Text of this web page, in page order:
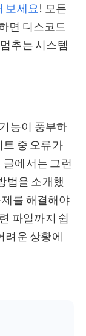
보세요 ! 모든
면 디스코드
추는 시스템
능이 풍부하
중 오류가
에서는 그런
법을 소개했
를 해결해야
파일까지 쉽
려운 상황에